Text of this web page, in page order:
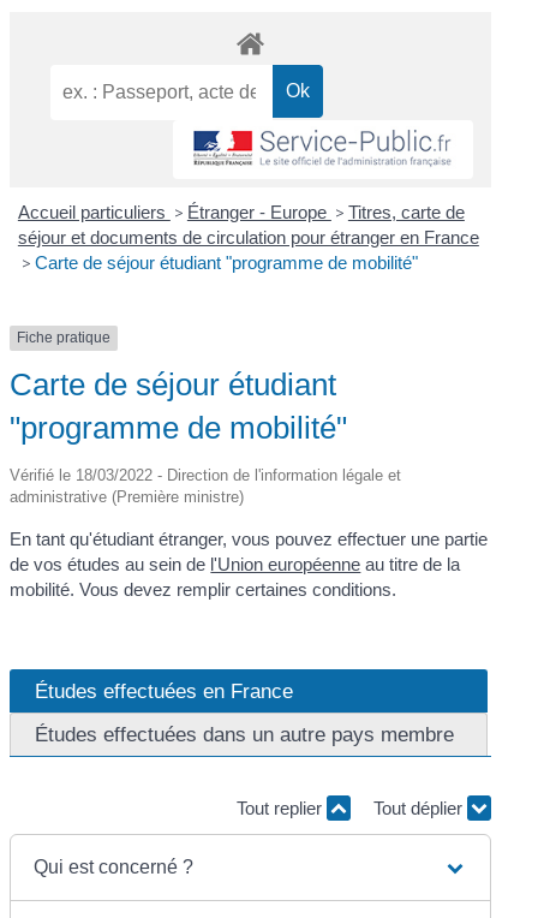
Accueil particuliers > Étranger - Europe > Titres, carte de
séjour et documents de circulation pour étranger en France
> Carte de séjour étudiant "programme de mobilité"
Fiche pratique
Carte de séjour étudiant
"programme de mobilité"
Vérifié le 18/03/2022 - Direction de l'information légale et
administrative (Première ministre)
En tant qu'étudiant étranger, vous pouvez effectuer une partie
de vos études au sein de l'Union européenne au titre de la
mobilité. Vous devez remplir certaines conditions.
Études effectuées en France
Études effectuées dans un autre pays membre
Tout replier Tout déplier
Qui est concerné ?